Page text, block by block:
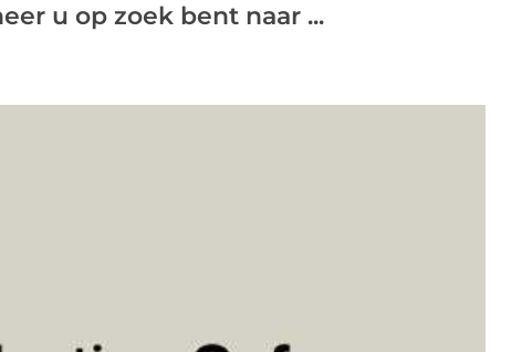
u op zoek bent naar ...